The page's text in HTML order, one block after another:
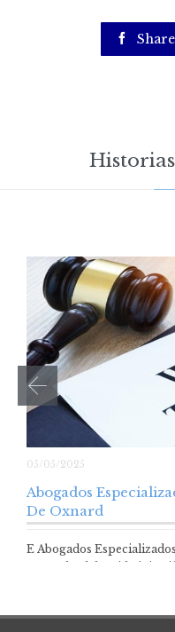
 Share
05/05/2025
Abogados
De Oxnard
E Abogados